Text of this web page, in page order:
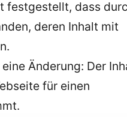
festgestellt, dass
deren Inhalt mit
Änderung: Der
für einen